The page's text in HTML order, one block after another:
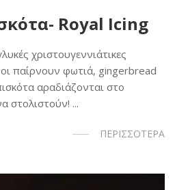
Royal Icing
χριστουγεννιάτικες
παίρνουν φωτιά, gingerbread
αραδιάζονται στο
στολιστούν! ...
ΠΕΡΙΣΣΟΤΕΡΑ